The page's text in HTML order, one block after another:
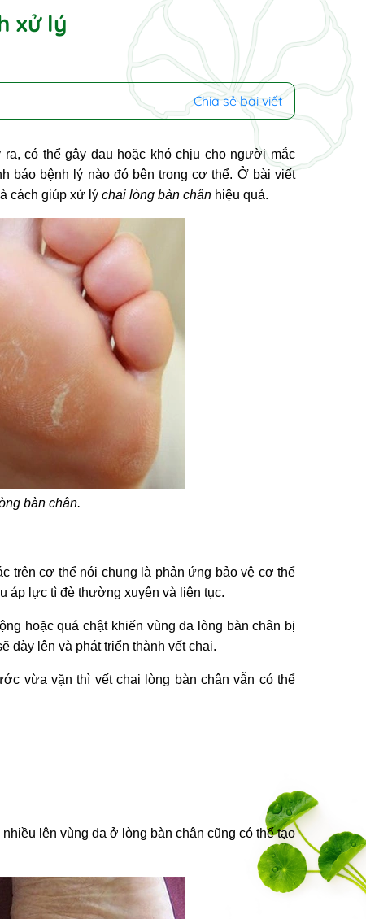
xử lý
Chia sẻ bài viết
có thể gây đau hoặc khó chịu cho người mắc
báo bệnh lý nào đó bên trong cơ thể. Ở bài viết
cách giúp xử lý chai lòng bàn chânhiệu quả.
bàn chân.
trên cơ thể nói chung là phản ứng bảo vệ cơ thể
áp lực tì đè thường xuyên và liên tục.
hoặc quá chật khiến vùng da lòng bàn chân bị
dày lên và phát triển thành vết chai.
vừa vặn thì vết chai lòng bàn chân vẫn có thể
lên vùng da ở lòng bàn chân cũng có thể tạo